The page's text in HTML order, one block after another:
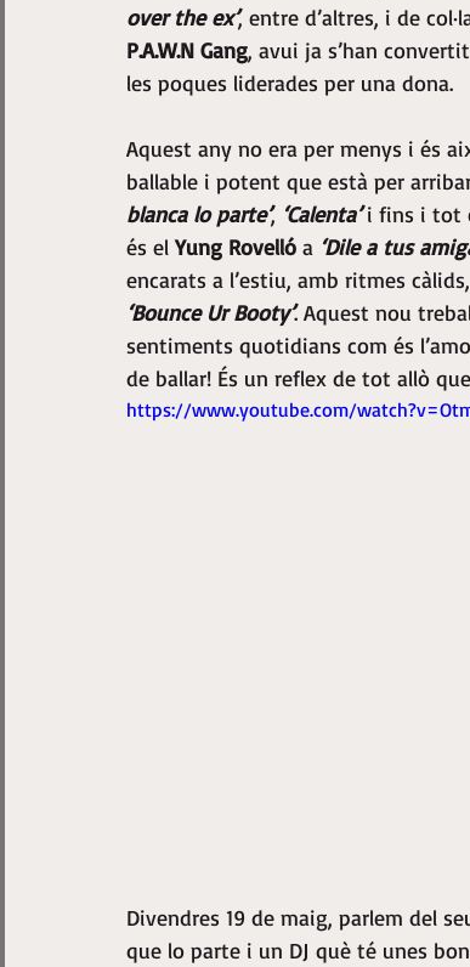
over the ex’, entre d’altres, i de
P.A.W.N Gang, avui ja s’han
les poques liderades per una dona.
Aquest any no era per menys i és
ballable i potent que està per
blanca lo parte’, ‘Calenta’ i fins i tot
és el Yung Rovelló a ‘Dile a tus
encarats a l’estiu, amb ritmes
‘Bounce Ur Booty’. Aquest nou
sentiments quotidians com és
de ballar! És un reflex de tot allò
https://www.youtube.com/
Divendres 19 de maig, parlem del
que lo parte i un DJ què té unes